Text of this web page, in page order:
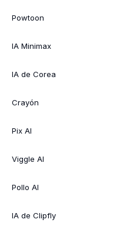
Powtoon
IA Minimax
IA de Corea
Crayón
Pix AI
Viggle AI
Pollo AI
IA de Clipfly